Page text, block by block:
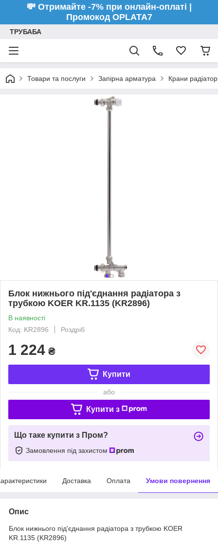
💸 Отримайте -7% при онлайн-оплаті |
Промокод OPLATA7
ТРУБАБА
Товари та послуги Запірна арматура Крани
Блок нижнього під'єднання радіатора з
трубкою KOER KR.1135 (KR2896)
В наявності
Код: KR2896
Роздріб
1 224 ₴
Купити
або
Купити з
Що таке купити з Пром?
Замовлення під захистом
Доставка Оплата Умови повернення
Опис
Блок нижнього під'єднання радіатора з трубкою KOER
KR.1135 (KR2896)